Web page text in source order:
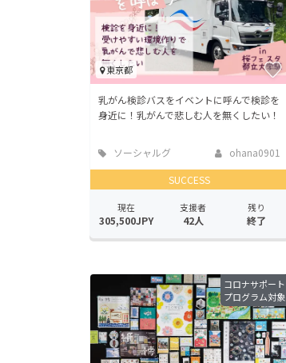
東京都
乳がん検診バスをイベントに呼んで検診を
身近に！乳がんで悲しむ人を無くしたい！
ソーシャルグ
ッド
ohana0901
SUCCESS
現在
305,500JPY
支援者
42人
残り
終了
コロナサポート
プログラム対象